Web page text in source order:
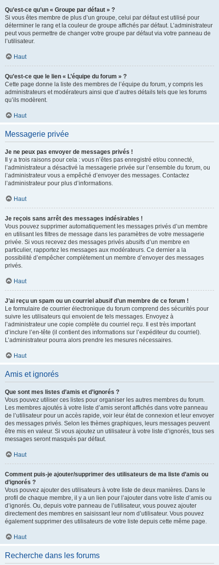
Qu’est-ce qu’un « Groupe par défaut » ?
Si vous êtes membre de plus d’un groupe, celui par défaut est utilisé pour
déterminer le rang et la couleur de groupe affichés par défaut. L’administrateur
peut vous permettre de changer votre groupe par défaut via votre panneau de
l’utilisateur.
Haut
Qu’est-ce que le lien « L’équipe du forum » ?
Cette page donne la liste des membres de l’équipe du forum, y compris les
administrateurs et modérateurs ainsi que d’autres détails tels que les forums
qu’ils modèrent.
Haut
Messagerie privée
Je ne peux pas envoyer de messages privés !
Il y a trois raisons pour cela : vous n’êtes pas enregistré et/ou connecté,
l’administrateur a désactivé la messagerie privée sur l’ensemble du forum, ou
l’administrateur vous a empêché d’envoyer des messages. Contactez
l’administrateur pour plus d’informations.
Haut
Je reçois sans arrêt des messages indésirables !
Vous pouvez supprimer automatiquement les messages privés d’un membre
en utilisant les filtres de message dans les paramètres de votre messagerie
privée. Si vous recevez des messages privés abusifs d’un membre en
particulier, rapportez les messages aux modérateurs. Ce dernier a la
possibilité d’empêcher complètement un membre d’envoyer des messages
privés.
Haut
J’ai reçu un spam ou un courriel abusif d’un membre de ce forum !
Le formulaire de courrier électronique du forum comprend des sécurités pour
suivre les utilisateurs qui envoient de tels messages. Envoyez à
l’administrateur une copie complète du courriel reçu. Il est très important
d’inclure l’en-tête (il contient des informations sur l’expéditeur du courriel).
L’administrateur pourra alors prendre les mesures nécessaires.
Haut
Amis et ignorés
Que sont mes listes d’amis et d’ignorés ?
Vous pouvez utiliser ces listes pour organiser les autres membres du forum.
Les membres ajoutés à votre liste d’amis seront affichés dans votre panneau
de l’utilisateur pour un accès rapide, voir leur état de connexion et leur envoyer
des messages privés. Selon les thèmes graphiques, leurs messages peuvent
être mis en valeur. Si vous ajoutez un utilisateur à votre liste d’ignorés, tous ses
messages seront masqués par défaut.
Haut
Comment puis-je ajouter/supprimer des utilisateurs de ma liste d’amis ou
d’ignorés ?
Vous pouvez ajouter des utilisateurs à votre liste de deux manières. Dans le
profil de chaque membre, il y a un lien pour l’ajouter dans votre liste d’amis ou
d’ignorés. Ou, depuis votre panneau de l’utilisateur, vous pouvez ajouter
directement des membres en saisissant leur nom d’utilisateur. Vous pouvez
également supprimer des utilisateurs de votre liste depuis cette même page.
Haut
Recherche dans les forums